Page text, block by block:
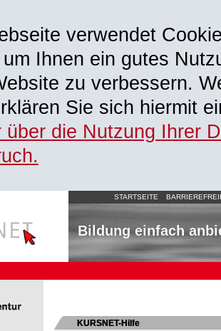
verwendet
Ihnen ein gutes
zu verbessern.
Sie sich hiermit
über die Nutzung Ihrer
STARTSEITE
Bildung einfach
KURSNET-Hilfe